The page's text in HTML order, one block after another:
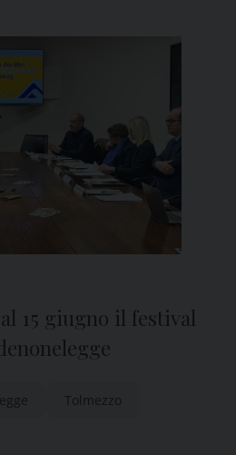
15 giugno il festival
Tolmezzo